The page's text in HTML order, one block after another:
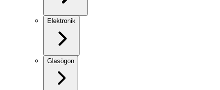
Elektronik
Glasögon